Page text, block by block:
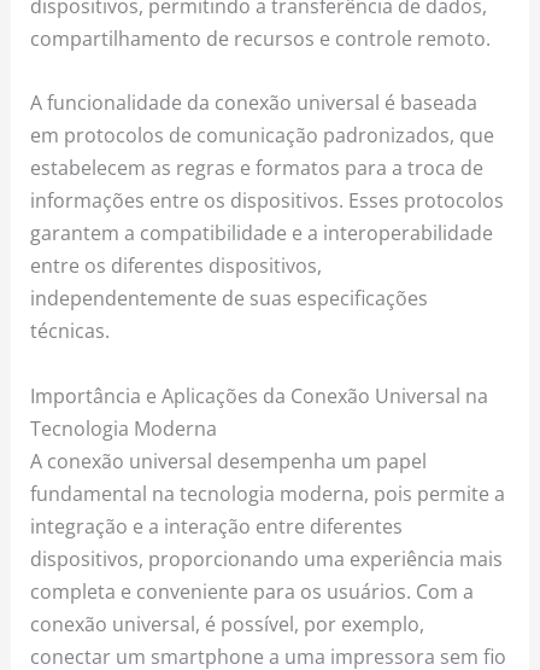
dispositivos, permitindo a transferência de dados,
compartilhamento de recursos e controle remoto.
A funcionalidade da conexão universal é baseada
em protocolos de comunicação padronizados, que
estabelecem as regras e formatos para a troca de
informações entre os dispositivos. Esses protocolos
garantem a compatibilidade e a interoperabilidade
entre os diferentes dispositivos,
independentemente de suas especificações
técnicas.
Importância e Aplicações da Conexão Universal na
Tecnologia Moderna
A conexão universal desempenha um papel
fundamental na tecnologia moderna, pois permite a
integração e a interação entre diferentes
dispositivos, proporcionando uma experiência mais
completa e conveniente para os usuários. Com a
conexão universal, é possível, por exemplo,
conectar um smartphone a uma impressora sem fio